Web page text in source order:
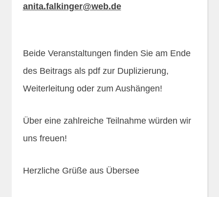
anita.falkinger@web.de
Beide Veranstaltungen finden Sie am Ende
des Beitrags als pdf zur Duplizierung,
Weiterleitung oder zum Aushängen!
Über eine zahlreiche Teilnahme würden wir
uns freuen!
Herzliche Grüße aus Übersee